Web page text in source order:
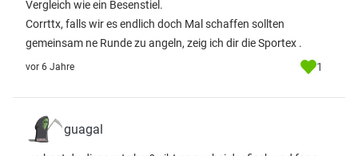
Vergleich wie ein Besenstiel.
Corrttx, falls wir es endlich doch Mal schaffen sollten
gemeinsam ne Runde zu angeln, zeig ich dir die Sportex .
vor 6 Jahre 1
guagal